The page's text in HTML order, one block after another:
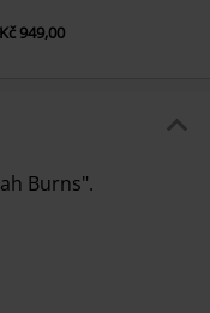
Kč 949,00
Burns".